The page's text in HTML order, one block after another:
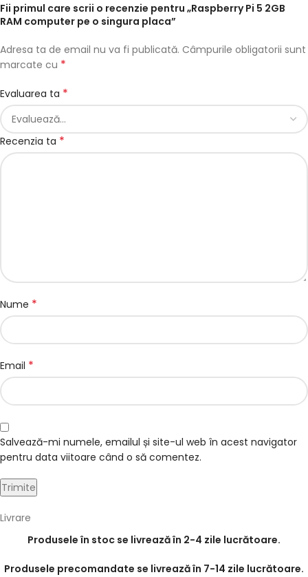
Fii primul care scrii o recenzie pentru „Raspberry Pi 5 2GB
RAM computer pe o singura placa”
Adresa ta de email nu va fi publicată. Câmpurile obligatorii sunt
marcate cu *
Evaluarea ta *
Recenzia ta *
Nume *
Email *
Salvează-mi numele, emailul și site-ul web în acest navigator
pentru data viitoare când o să comentez.
Livrare
Produsele în stoc se livrează în 2-4 zile lucrătoare.
Produsele precomandate se livrează în 7-14 zile lucrătoare.